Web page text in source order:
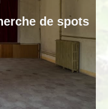
de spots